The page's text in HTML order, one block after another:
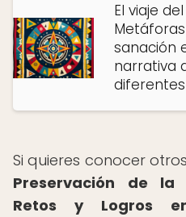
El viaje
sanación
narrativa
Si quieres conocer
Preservación de la
Retos y Logros